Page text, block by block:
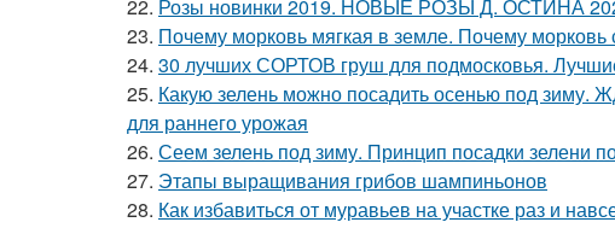
22. Розы новинки 2019. НОВЫЕ РОЗЫ Д. ОСТИНА
23. Почему морковь мягкая в земле. Почему морковь
24. 30 лучших СОРТОВ груш для подмосковья.
25. Какую зелень можно посадить осенью под зиму.
для раннего урожая
26. Сеем зелень под зиму. Принцип посадки зелени
27. Этапы выращивания грибов шампиньонов
28. Как избавиться от муравьев на участке раз и